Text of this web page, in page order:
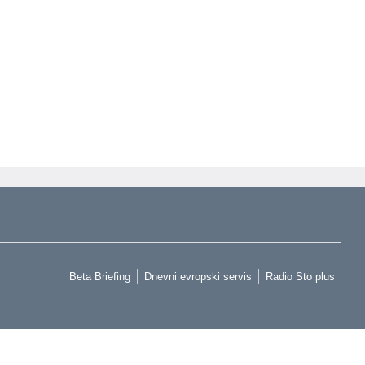
Beta Briefing Dnevni evropski servis Radio Sto plus